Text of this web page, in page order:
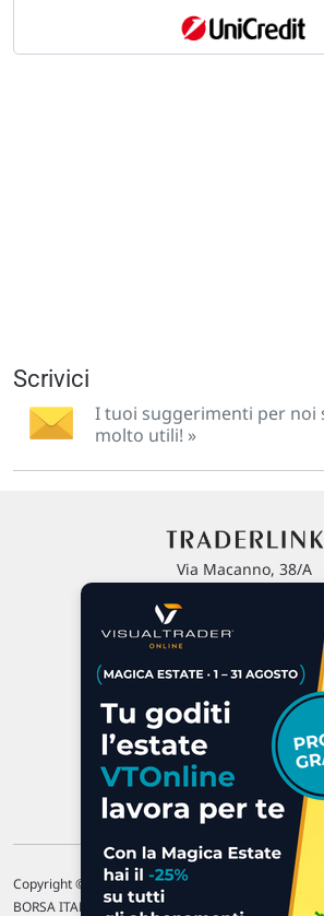
Scrivici
I tuoi suggerimenti per noi
molto utili! »
Via Macanno, 38/A
P.IVA 02 452 460 401
Chi siamo
Commenti e
Contattaci
Copyright © 1996-2026 Traderlink Italia s.r.l.
BORSA ITALIANA Quotazioni di borsa differite di 15